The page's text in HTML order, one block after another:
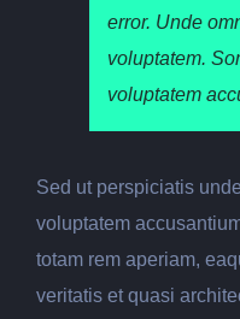
error. Unde
voluptatem.
voluptatem
Sed ut perspiciatis
voluptatem
totam rem aperiam,
veritatis et quasi